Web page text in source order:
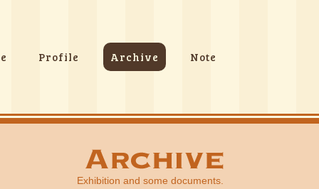
Profile Archive Note
Exhibition and some documents.